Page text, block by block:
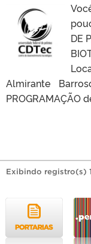
DE
Almirante
PROGRAMAÇÃO
Exibindo registro(s)